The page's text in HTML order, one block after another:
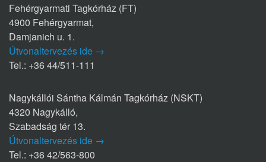
Fehérgyarmati Tagkórház (FT)
4900 Fehérgyarmat,
Damjanich u. 1.
Útvonaltervezés ide →
Tel.: +36 44/511-111
Nagykállói Sántha Kálmán Tagkórház (NSKT)
4320 Nagykálló,
Szabadság tér 13.
Útvonaltervezés ide →
Tel.: +36 42/563-800